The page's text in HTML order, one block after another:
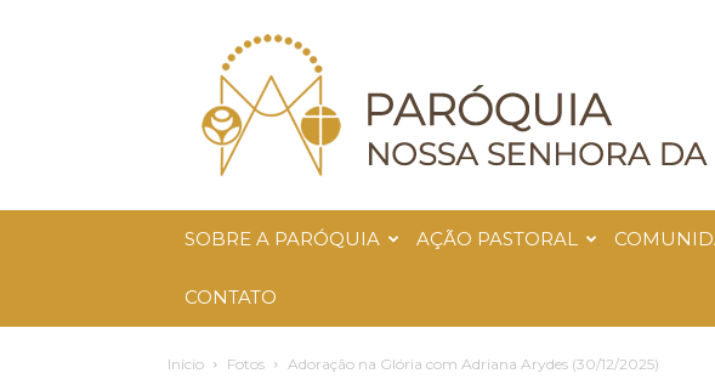
Paróquia
Nossa
Senhora
da
Glória
SOBRE A PARÓQUIA AÇÃO PASTORAL
CONTATO
Início Fotos Adoração na Glória com Adriana Arydes (30/12/2025)